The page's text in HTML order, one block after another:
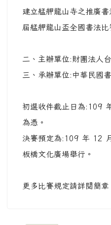
建立艋舺龍山寺之推廣
屆艋舺龍山盃全國書法比
二、主辦單位:財團法人
三、承辦單位:中華民國
初選收件截止日為:109
為憑。
決賽預定為:109 年 12
板橋文化廣場舉行。
更多比賽規定請詳閱簡章